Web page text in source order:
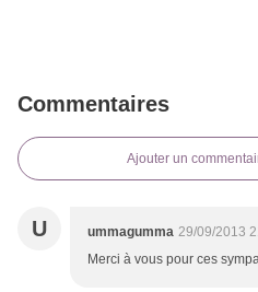
Commentaires
Ajouter un
U ummagumma 29/09/2013
Merci à vous pour ces